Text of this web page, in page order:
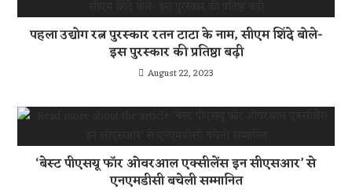
पहला उद्योग रत्न पुरस्कार रतन टाटा के नाम, सीएम शिंदे बोले-
इस पुरस्कार की प्रतिष्ठा बढ़ी
August 22, 2023
‘बेस्ट पीएसयू फॉर ओवरआल एक्सीलेंस इन सीएसआर’ से
एनएमडीसी बचेली सम्मानित